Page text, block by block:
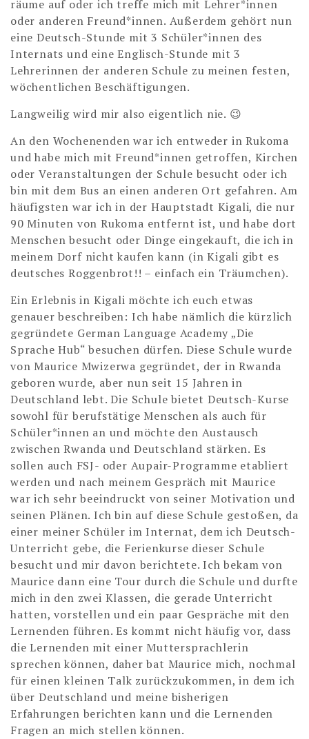
räume auf oder ich treffe mich mit Lehrer*innen
oder anderen Freund*innen. Außerdem gehört nun
eine Deutsch-Stunde mit 3 Schüler*innen des
Internats und eine Englisch-Stunde mit 3
Lehrerinnen der anderen Schule zu meinen festen,
wöchentlichen Beschäftigungen.
Langweilig wird mir also eigentlich nie. 😉
An den Wochenenden war ich entweder in Rukoma
und habe mich mit Freund*innen getroffen, Kirchen
oder Veranstaltungen der Schule besucht oder ich
bin mit dem Bus an einen anderen Ort gefahren. Am
häufigsten war ich in der Hauptstadt Kigali, die nur
90 Minuten von Rukoma entfernt ist, und habe dort
Menschen besucht oder Dinge eingekauft, die ich in
meinem Dorf nicht kaufen kann (in Kigali gibt es
deutsches Roggenbrot!! – einfach ein Träumchen).
Ein Erlebnis in Kigali möchte ich euch etwas
genauer beschreiben: Ich habe nämlich die kürzlich
gegründete German Language Academy „Die
Sprache Hub“ besuchen dürfen. Diese Schule wurde
von Maurice Mwizerwa gegründet, der in Rwanda
geboren wurde, aber nun seit 15 Jahren in
Deutschland lebt. Die Schule bietet Deutsch-Kurse
sowohl für berufstätige Menschen als auch für
Schüler*innen an und möchte den Austausch
zwischen Rwanda und Deutschland stärken. Es
sollen auch FSJ- oder Aupair-Programme etabliert
werden und nach meinem Gespräch mit Maurice
war ich sehr beeindruckt von seiner Motivation und
seinen Plänen. Ich bin auf diese Schule gestoßen, da
einer meiner Schüler im Internat, dem ich Deutsch-
Unterricht gebe, die Ferienkurse dieser Schule
besucht und mir davon berichtete. Ich bekam von
Maurice dann eine Tour durch die Schule und durfte
mich in den zwei Klassen, die gerade Unterricht
hatten, vorstellen und ein paar Gespräche mit den
Lernenden führen. Es kommt nicht häufig vor, dass
die Lernenden mit einer Muttersprachlerin
sprechen können, daher bat Maurice mich, nochmal
für einen kleinen Talk zurückzukommen, in dem ich
über Deutschland und meine bisherigen
Erfahrungen berichten kann und die Lernenden
Fragen an mich stellen können.